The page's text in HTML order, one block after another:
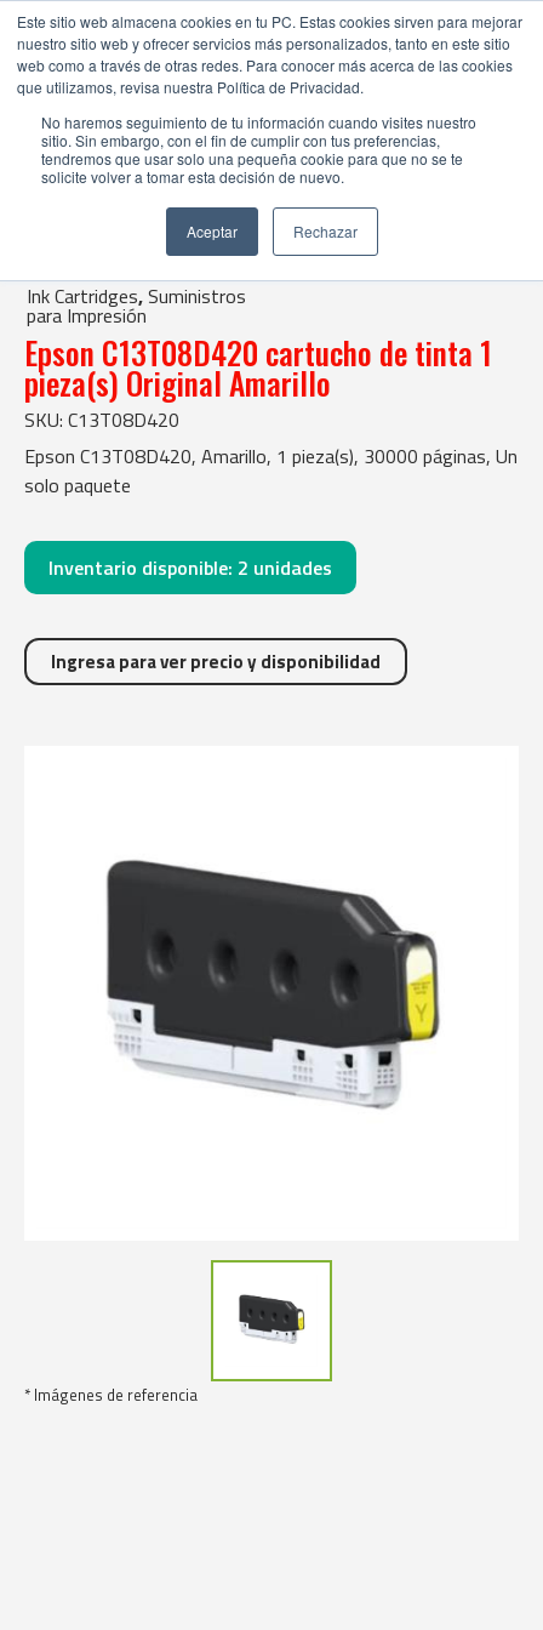
Este sitio web almacena cookies en tu PC. Estas cookies sirven para mejorar
nuestro sitio web y ofrecer servicios más personalizados, tanto en este sitio
web como a través de otras redes. Para conocer más acerca de las cookies
que utilizamos, revisa nuestra Política de Privacidad.
No haremos seguimiento de tu información cuando visites nuestro
sitio. Sin embargo, con el fin de cumplir con tus preferencias,
tendremos que usar solo una pequeña cookie para que no se te
solicite volver a tomar esta decisión de nuevo.
Aceptar Rechazar
Ink Cartridges| Suministros para Impresión
| Epson C13T08D420 cartucho de tinta 1 pieza(s) Original Amarillo
* Imágenes de referencia
Ink Cartridges,Suministros
para Impresión
Epson C13T08D420 cartucho de tinta 1
pieza(s) Original Amarillo
SKU: C13T08D420
Epson C13T08D420, Amarillo, 1 pieza(s), 30000 páginas, Un
solo paquete
Inventario disponible: 2 unidades
Ingresa para ver precio y disponibilidad